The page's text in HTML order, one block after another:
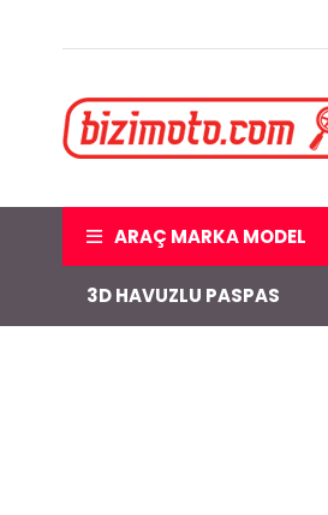
ARAÇ MARKA MODEL
3D HAVUZLU PASPAS